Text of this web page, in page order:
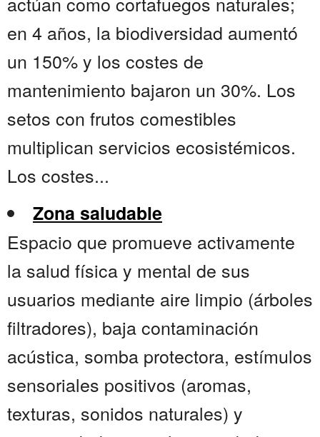
en 4 años, la biodiversidad aumentó
un 150% y los costes de
mantenimiento bajaron un 30%. Los
setos con frutos comestibles
multiplican servicios ecosistémicos.
Los costes...
Zona saludable
Espacio que promueve activamente
la salud física y mental de sus
usuarios mediante aire limpio (árboles
filtradores), baja contaminación
acústica, somba protectora, estímulos
sensoriales positivos (aromas,
texturas, sonidos naturales) y